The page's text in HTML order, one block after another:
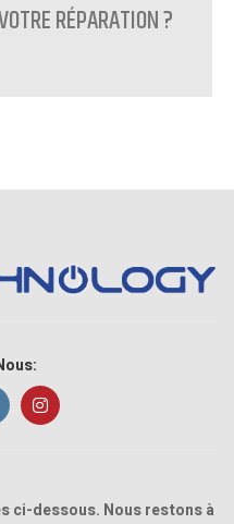
RÉPARATION ?
NOUS
ci-dessous. Nous restons à